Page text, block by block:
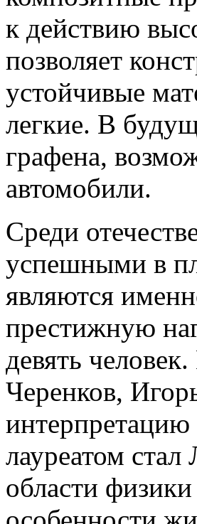
к действию
позволяет
устойчивые
легкие. В
графена,
автомобили.
Среди
успешными в
являются
престижную
девять
Черенков,
интерпретацию
лауреатом
области